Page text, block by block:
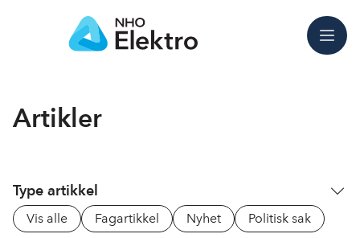
Meny
Artikler
Type artikkel
Vis alle Fagartikkel Nyhet Politisk sak